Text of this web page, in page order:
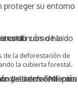
proteger su entorno
de la deforestación de
la cubierta forestal.